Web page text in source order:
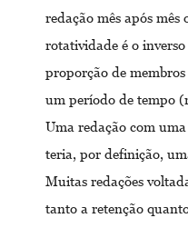
redação mês após
rotatividade é o
proporção de
um período de tempo
Uma redação com
teria, por definição,
Muitas redações
tanto a retenção